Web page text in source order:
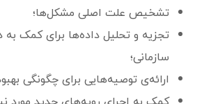
تشخیص علت اصلی مشکل‌ها؛
تجزیه و تحلیل داده‌ها برای کمک
سازمانی؛
ارائه‌ی توصیه‌هایی برای چگونگی